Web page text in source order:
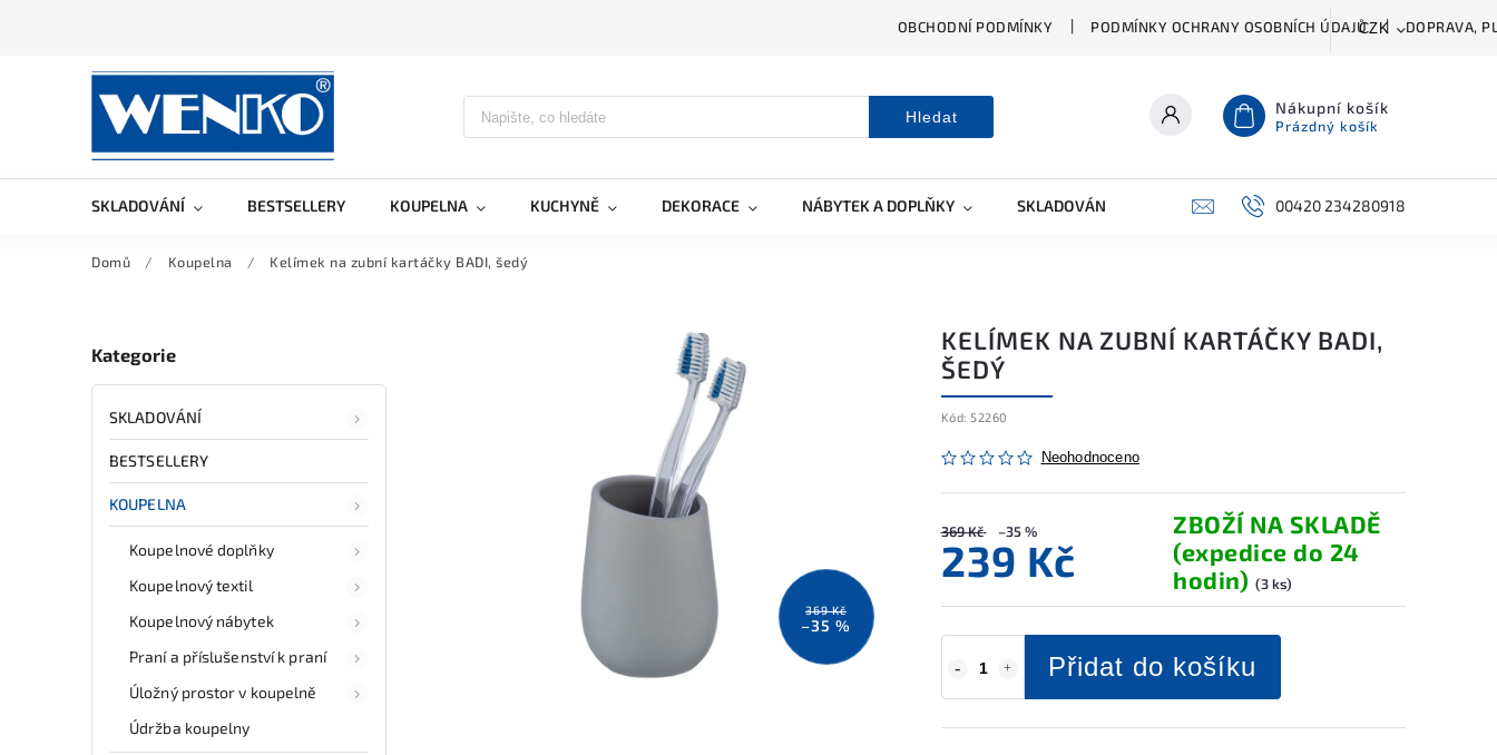
OBCHODNÍ PODMÍNKY PODMÍNKY OCHRANY OSOBNÍCH ÚDAJŮ DOPRAVA,
CZK
Hledat Nákupní košík
Prázdný košík
SKLADOVÁNÍ BESTSELLERY KOUPELNA KUCHYNĚ DEKORACE NÁBYTEK A DOPLŇKY SKLADOVÁNÍ A ČIŠTĚNÍ PŘÍSLUŠENSTVÍ
00420 234280918
Domů / Koupelna / Kelímek na zubní kartáčky BADI, šedý
Kategorie
SKLADOVÁNÍ
BESTSELLERY
KOUPELNA
Koupelnové doplňky
Koupelnový textil
Koupelnový nábytek
Praní a příslušenství k praní
Úložný prostor v koupelně
Údržba koupelny
369 Kč
–35 %
KELÍMEK NA ZUBNÍ KARTÁČKY BADI,
ŠEDÝ
Kód: 52260
Neohodnoceno
369 Kč –35 %
239 Kč
ZBOŽÍ NA SKLADĚ
(expedice do 24
hodin) (3 ks)
Přidat do košíku